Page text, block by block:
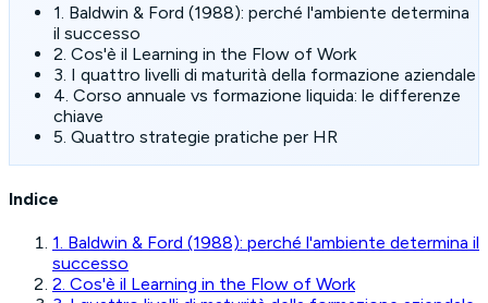
1. Baldwin & Ford (1988): perché l'ambiente determina
il successo
2. Cos'è il Learning in the Flow of Work
3. I quattro livelli di maturità della formazione aziendale
4. Corso annuale vs formazione liquida: le differenze
chiave
5. Quattro strategie pratiche per HR
Indice
1. Baldwin & Ford (1988): perché l'ambiente determina il
successo
2. Cos'è il Learning in the Flow of Work